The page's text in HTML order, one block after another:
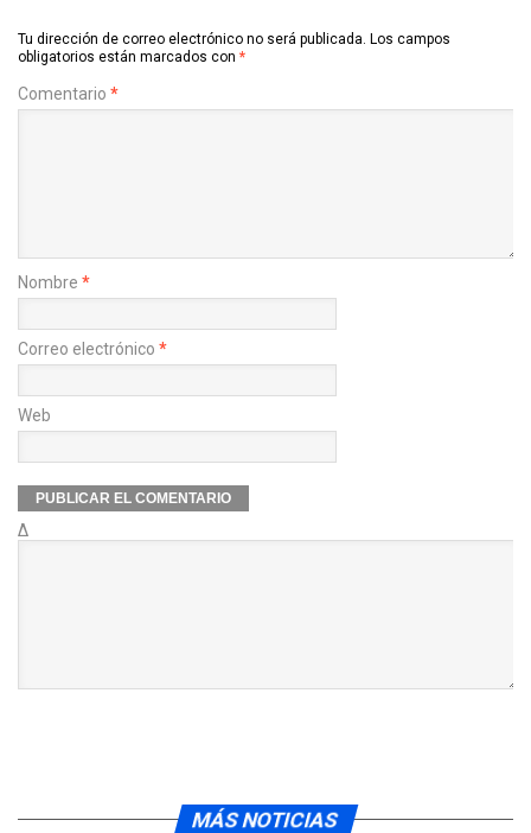
Tu dirección de correo electrónico no será publicada. Los campos
obligatorios están marcados con *
Comentario *
Nombre *
Correo electrónico *
Web
Δ
MÁS NOTICIAS